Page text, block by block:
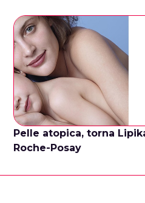
Pelle atopica, torna
Roche-Posay